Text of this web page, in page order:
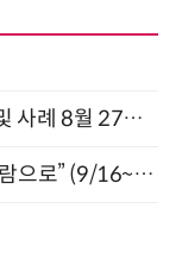
성과를 만드는 AI 에이전트 운영 전략 및 사례 8월 27일 개최
“AI에게 묻는 사람에서, AI로 만드는 사람으로” (9/16~17)